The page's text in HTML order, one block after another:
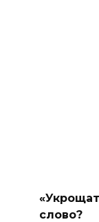
слово?